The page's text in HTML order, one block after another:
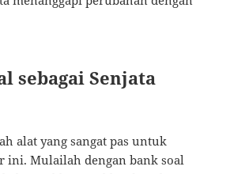
sebagai Senjata
alat yang sangat pas untuk
ini. Mulailah dengan bank soal